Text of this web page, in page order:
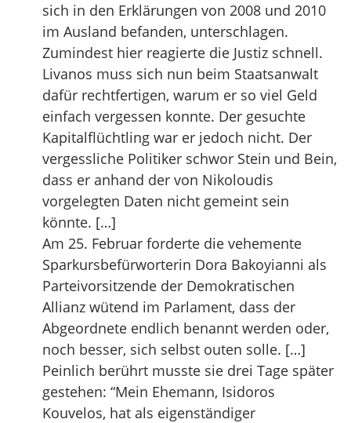
sich in den Erklärungen von 2008 und 2010
im Ausland befanden, unterschlagen.
Zumindest hier reagierte die Justiz schnell.
Livanos muss sich nun beim Staatsanwalt
dafür rechtfertigen, warum er so viel Geld
einfach vergessen konnte. Der gesuchte
Kapitalflüchtling war er jedoch nicht. Der
vergessliche Politiker schwor Stein und Bein,
dass er anhand der von Nikoloudis
vorgelegten Daten nicht gemeint sein
könnte. […]
Am 25. Februar forderte die vehemente
Sparkursbefürworterin Dora Bakoyianni als
Parteivorsitzende der Demokratischen
Allianz wütend im Parlament, dass der
Abgeordnete endlich benannt werden oder,
noch besser, sich selbst outen solle. […]
Peinlich berührt musste sie drei Tage später
gestehen: “Mein Ehemann, Isidoros
Kouvelos, hat als eigenständiger